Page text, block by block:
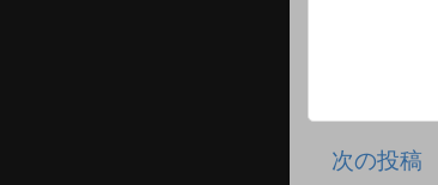
次の投稿